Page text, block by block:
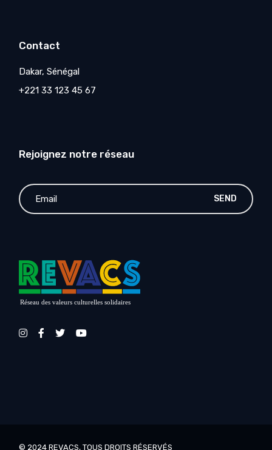
Contact
Dakar, Sénégal
+221 33 123 45 67
Rejoignez notre réseau
SEND
Réseau des valeurs culturelles solidaires
© 2024REVACS, TOUS DROITS RÉSERVÉS